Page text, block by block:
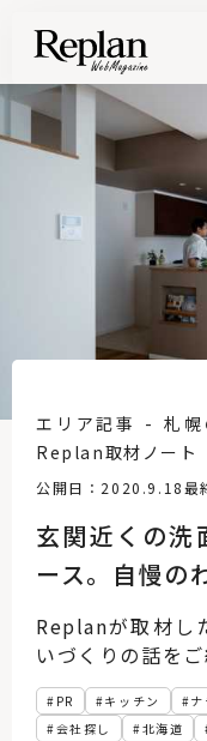
玄関近くの洗
ース。自慢の
公開日：2020.9.18最
エリア記事 札
Replan取材ノート
PR キッチン
会社探し
北海道
Replanが取材し
いづくりの話をご